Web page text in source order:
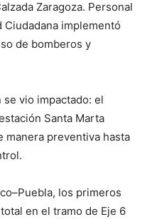
Zaragoza. Personal
implementó
de bomberos y
vio impactado: el
Santa Marta
manera preventiva hasta
los primeros
en el tramo de Eje 6